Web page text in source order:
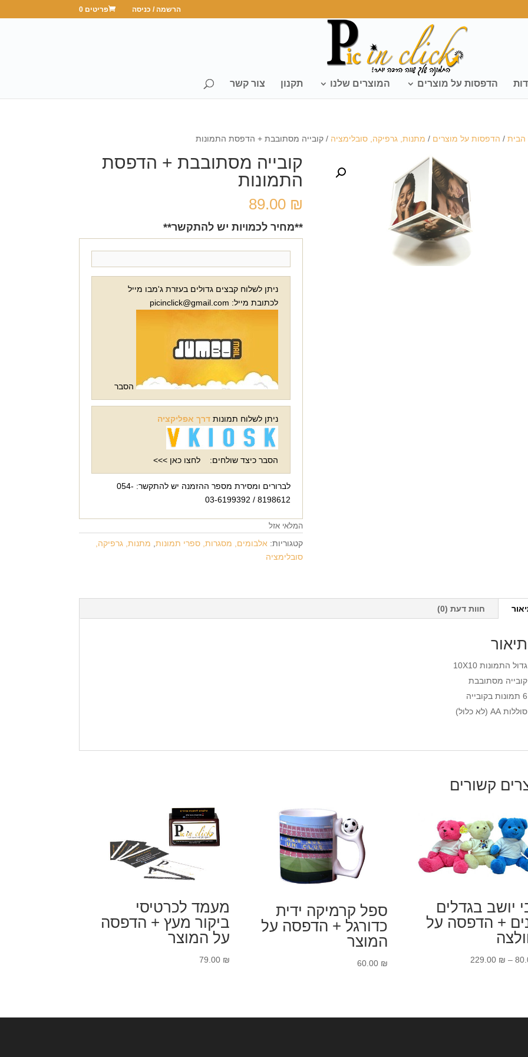
הרשמה / כניסה פריטים 0
הדפסות על מוצרים המוצרים שלנו תקנון צור קשר
הבית/ הדפסות על מוצרים / מתנות, גרפיקה, סובלימציה / קובייה מסתובבת + הדפסת התמונות
קובייה מסתובבת + הדפסת
התמונות
89.00 ₪
**מחיר לכמויות יש להתקשר**
ניתן לשלוח קבצים גדולים בעזרת ג'מבו מייל
לכתובת מייל: picinclick@gmail.com
הסבר
ניתן לשלוח תמונות דרך אפליקציה
הסבר כיצד שולחים: לחצו כאן >>>
לברורים ומסירת מספר ההזמנה יש להתקשר: 054-
8198612 / 03-6199392
המלאי אזל
קטגוריות: אלבומים, מסגרות, ספרי תמונות, מתנות, גרפיקה,
סובלימציה
חוות דעת (0)
תיאור
גדול התמונות 10X10
קובייה מסתובבת
6 תמונות בקובייה
סוללות AA (לא כלול)
קשורים
יושב בגדלים
+ הדפסה על
–
229.00 ₪
טווח
ספל קרמיקה ידית
כדורגל + הדפסה על
המוצר
60.00 ₪
מעמד לכרטיסי
ביקור מעץ + הדפסה
על המוצר
79.00 ₪